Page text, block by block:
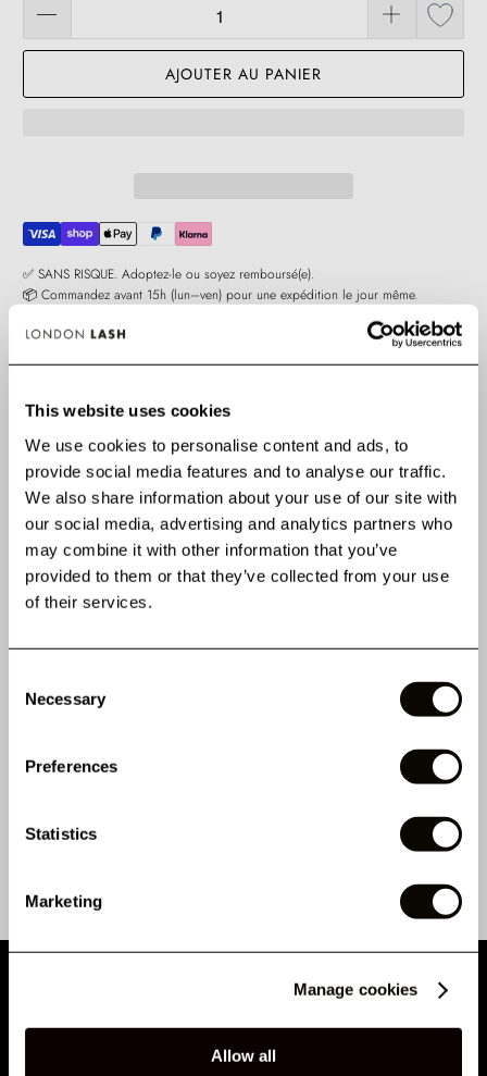
This website uses cookies
We use cookies to personalise content and ads, to
provide social media features and to analyse our traffic.
We also share information about your use of our site with
our social media, advertising and analytics partners who
may combine it with other information that you’ve
provided to them or that they’ve collected from your use
of their services.
Selection
Necessary
Preferences
Statistics
Marketing
Manage cookies
Allow all
AJOUTER AU PANIER
✅ SANS RISQUE. Adoptez-le ou soyez remboursé(e).
📦 Commandez avant 15h (lun–ven) pour une expédition le jour même.
AVANTAGES CLÉS
LES CLIENTS ONT
ÉGALEMENT ACHETÉ
Inscrivez-vous à notre newsletter et soyez parmi les